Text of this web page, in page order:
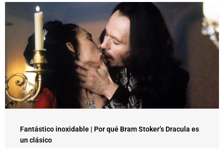
Fantástico inoxidable | Por qué Bram Stoker’s Dracula es
un clásico